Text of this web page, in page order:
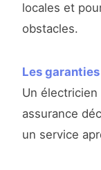
locales et
obstacles.
Les garanties
Un
assurance
un service